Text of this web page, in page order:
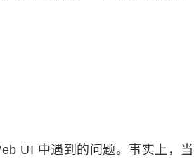
UI 中遇到的问题。事实上，当